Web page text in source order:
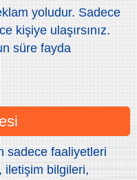
yoludur. Sadece
kişiye ulaşırsınız.
süre fayda
sadece faaliyetleri
iletişim bilgileri,